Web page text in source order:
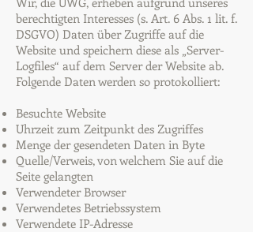
berechtigten Interesses (s. Art. 6 Abs. 1 lit. f.
DSGVO) Daten über Zugriffe auf die
Website und speichern diese als „Server-
Logfiles“ auf dem Server der Website ab.
Folgende Daten werden so protokolliert:
Besuchte Website
Uhrzeit zum Zeitpunkt des Zugriffes
Menge der gesendeten Daten in Byte
Quelle/Verweis, von welchem Sie auf die
Seite gelangten
Verwendeter Browser
Verwendetes Betriebssystem
Verwendete IP-Adresse